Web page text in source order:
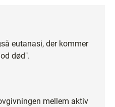
eutanasi, der kommer
død".
mellem aktiv